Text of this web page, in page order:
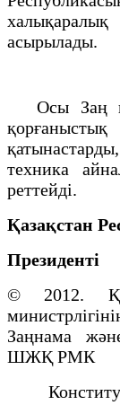
асырылады.
Осы Заң
техника
реттейді.
Қазақстан
Президенті
© 2012.
Заңнама
ШЖҚ РМК